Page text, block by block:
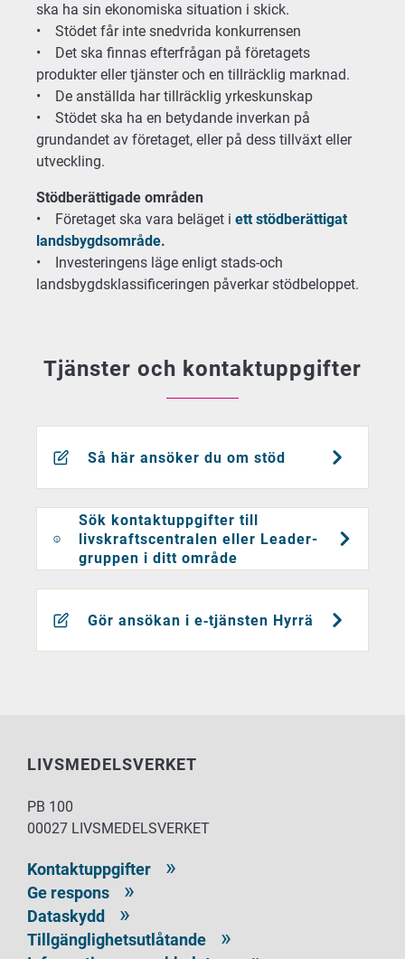
ska ha sin ekonomiska situation i skick.
• Stödet får inte snedvrida konkurrensen
• Det ska finnas efterfrågan på företagets
produkter eller tjänster och en tillräcklig marknad.
• De anställda har tillräcklig yrkeskunskap
• Stödet ska ha en betydande inverkan på
grundandet av företaget, eller på dess tillväxt eller
utveckling.
Stödberättigade områden
• Företaget ska vara beläget i ett stödberättigat
landsbygdsområde.
• Investeringens läge enligt stads-och
landsbygdsklassificeringen påverkar stödbeloppet.
Tjänster och kontaktuppgifter
Så här ansöker du om stöd
Sök kontaktuppgifter till
livskraftscentralen eller Leader-
gruppen i ditt område
Gör ansökan i e‑tjänsten Hyrrä
LIVSMEDELSVERKET
PB 100
00027 LIVSMEDELSVERKET
Kontaktuppgifter
Ge respons
Dataskydd
Tillgänglighetsutlåtande